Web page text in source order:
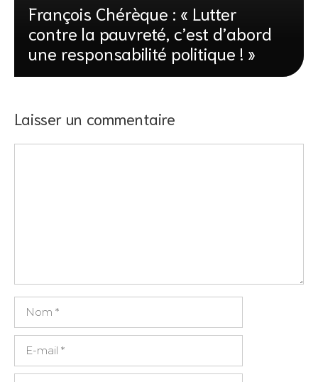
François Chérèque : « Lutter
contre la pauvreté, c’est d’abord
une responsabilité politique ! »
Laisser un commentaire